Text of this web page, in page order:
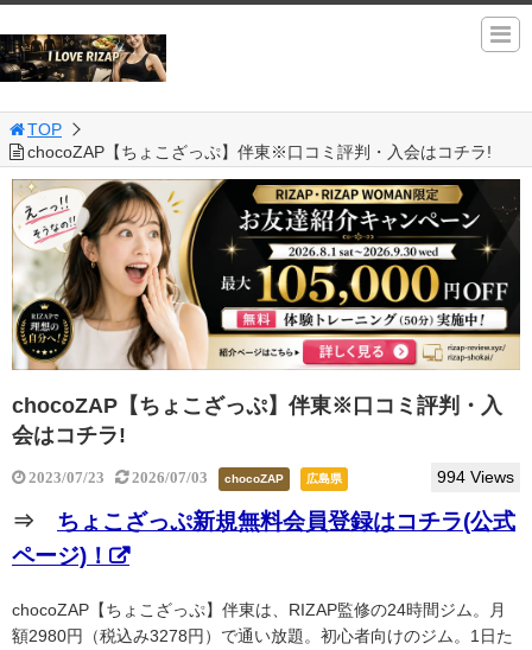
TOP
chocoZAP【ちょこざっぷ】伴東※口コミ評判・入会はコチラ!
chocoZAP【ちょこざっぷ】伴東※口コミ評判・入
会はコチラ!
2023/07/23 2026/07/03 chocoZAP 広島県 994 Views
⇒ ちょこざっぷ新規無料会員登録はコチラ(公式
ページ)！
chocoZAP【ちょこざっぷ】伴東は、RIZAP監修の24時間ジム。月
額2980円（税込み3278円）で通い放題。初心者向けのジム。1日た